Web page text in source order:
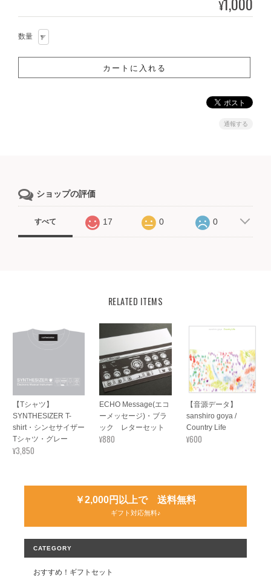
¥
数量
通報する
ショップの評価
すべて 17 0 0
RELATED ITEMS
【Tシャツ】
SYNTHESIZER T-
shirt・シンセサイザー
Tシャツ・グレー
¥3,850
ECHO Message(エコ
ーメッセージ)・ブラ
ック レターセット
¥880
【音源データ】
sanshiro goya /
Country Life
¥600
￥2,000円以上で 送料無料
ギフト対応無料♪
CATEGORY
おすすめ！ギフトセット